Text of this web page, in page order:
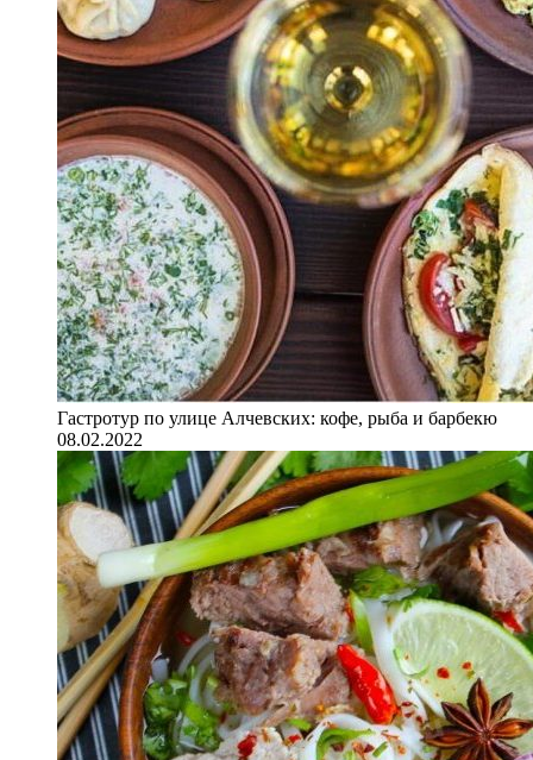
Гастротур по улице Алчевских: кофе, рыба и барбекю
08.02.2022